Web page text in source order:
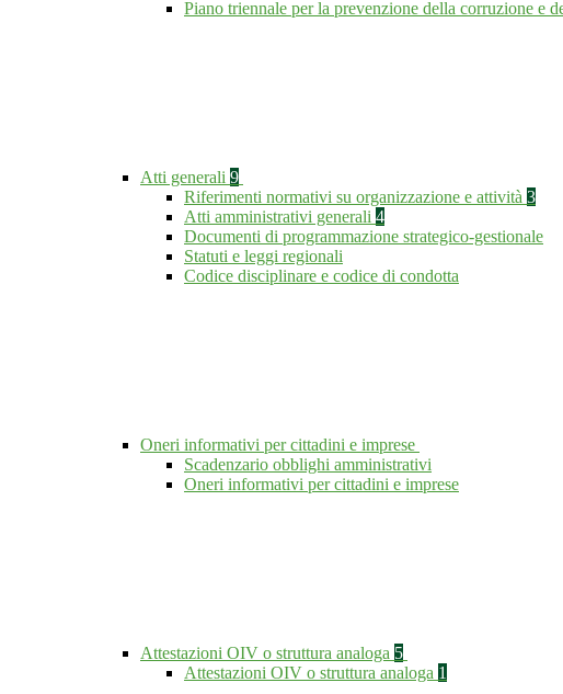
Piano triennale per la prevenzione della corruzione e
Atti generali 9
Riferimenti normativi su organizzazione e attività 3
Atti amministrativi generali 4
Documenti di programmazione strategico-gestionale
Statuti e leggi regionali
Codice disciplinare e codice di condotta
Oneri informativi per cittadini e imprese
Scadenzario obblighi amministrativi
Oneri informativi per cittadini e imprese
Attestazioni OIV o struttura analoga 5
Attestazioni OIV o struttura analoga 1